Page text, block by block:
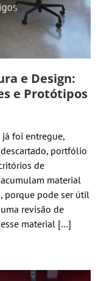
e Design:
e Protótipos
foi entregue,
portfólio
de
material
porque pode ser útil
revisão de
material […]